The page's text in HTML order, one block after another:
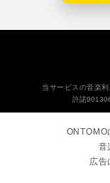
当サービスの音楽
許諾
ONTOMO
音
広告